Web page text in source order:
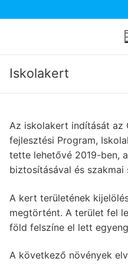
a
Iskolakert
Az iskolakert indítását az
fejlesztési Program,
tette lehetővé 2019-ben,
biztosításával és szakmai
A kert területének
megtörtént. A terület fel
föld felszíne el lett
A következő növények